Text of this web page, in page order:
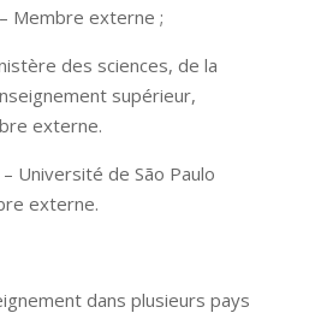
Membre externe ;
des sciences, de la
supérieur,
externe.
Université de São Paulo
externe.
dans plusieurs pays